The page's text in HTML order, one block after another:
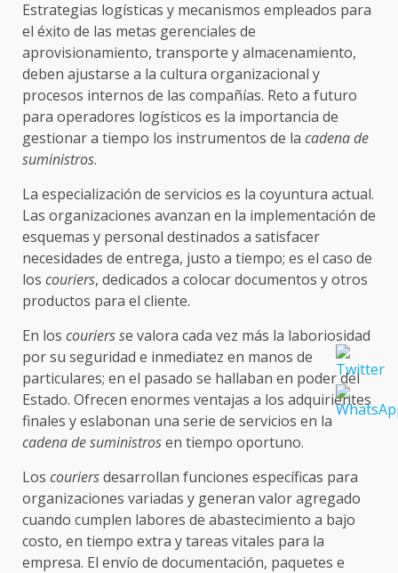
Estrategias logísticas y mecanismos empleados para
el éxito de las metas gerenciales de
aprovisionamiento, transporte y almacenamiento,
deben ajustarse a la cultura organizacional y
procesos internos de las compañías. Reto a futuro
para operadores logísticos es la importancia de
gestionar a tiempo los instrumentos de la cadena de
suministros.
La especialización de servicios es la coyuntura actual.
Las organizaciones avanzan en la implementación de
esquemas y personal destinados a satisfacer
necesidades de entrega, justo a tiempo; es el caso de
los couriers, dedicados a colocar documentos y otros
productos para el cliente.
En los couriers se valora cada vez más la laboriosidad
por su seguridad e inmediatez en manos de
particulares; en el pasado se hallaban en poder del
Estado. Ofrecen enormes ventajas a los adquirientes
finales y eslabonan una serie de servicios en la
cadena de suministrosen tiempo oportuno.
Los couriersdesarrollan funciones específicas para
organizaciones variadas y generan valor agregado
cuando cumplen labores de abastecimiento a bajo
costo, en tiempo extra y tareas vitales para la
empresa. El envío de documentación, paquetes e